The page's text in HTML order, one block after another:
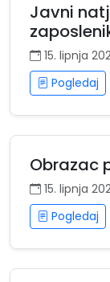
Javni
15. lipnja
Pogledaj
Obrazac
15. lipnja
Pogledaj